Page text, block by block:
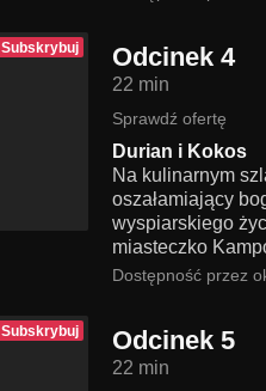
Subskrybuj Odcinek 4
22 min
Sprawdź ofertę
Durian i Kokos
Na kulinarnym
oszałamiający
wyspiarskiego
miasteczko
Dostępność przez
Subskrybuj Odcinek 5
22 min